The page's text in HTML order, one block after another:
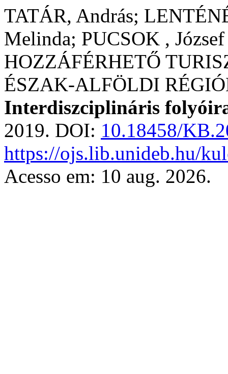
TATÁR, András;
Melinda; PUCSOK ,
HOZZÁFÉRHETŐ
ÉSZAK-ALFÖLDI
Interdiszciplináris
2019. DOI: 10.18458/
https://ojs.lib.unideb.hu/
Acesso em: 10 aug. 2026.